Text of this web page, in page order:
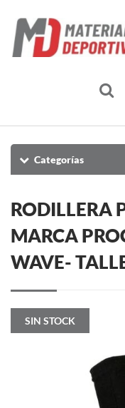
Categorías
RODILLERA
MARCA
WAVE-
SIN STOCK